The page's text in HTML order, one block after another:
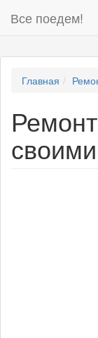
Все поедем!
Главная